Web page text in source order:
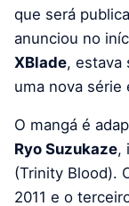
que será
anunciou no
XBlade, estava
uma nova série
O mangá é
Ryo Suzukaze,
(Trinity Blood).
2011 e o